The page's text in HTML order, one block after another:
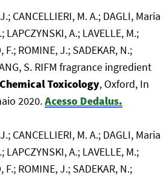
CANCELLIERI, M. A.; DAGLI, Maria
LAPCZYNSKI, A.; LAVELLE, M.;
F.; ROMINE, J.; SADEKAR, N.;
S. RIFM fragrance ingredient
Toxicology, Oxford, In
2020.Acesso Dedalus.
CANCELLIERI, M. A.; DAGLI, Maria
LAPCZYNSKI, A.; LAVELLE, M.;
F.; ROMINE, J.; SADEKAR, N.;